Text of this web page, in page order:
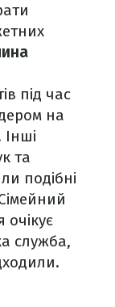
під час
на
та
подібні
очікує
служба,